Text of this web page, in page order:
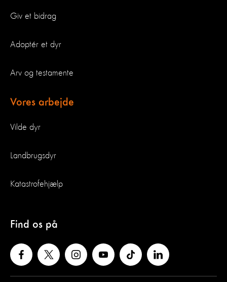
Giv et bidrag
Adoptér et dyr
Arv og testamente
Vores arbejde
Vilde dyr
Landbrugsdyr
Katastrofehjælp
Find os på